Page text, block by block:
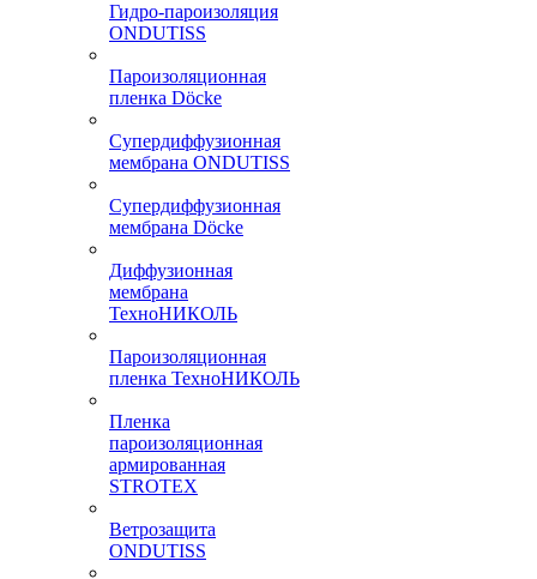
Гидро-пароизоляция
ONDUTISS
Пароизоляционная
пленка Döcke
Супердиффузионная
мембрана ONDUTISS
Супердиффузионная
мембрана Döcke
Диффузионная
мембрана
ТехноНИКОЛЬ
Пароизоляционная
пленка ТехноНИКОЛЬ
Пленка
пароизоляционная
армированная
STROTEX
Ветрозащита
ONDUTISS